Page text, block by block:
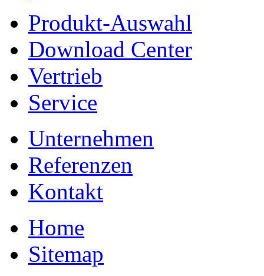
Produkt-Auswahl
Download Center
Vertrieb
Service
Unternehmen
Referenzen
Kontakt
Home
Sitemap